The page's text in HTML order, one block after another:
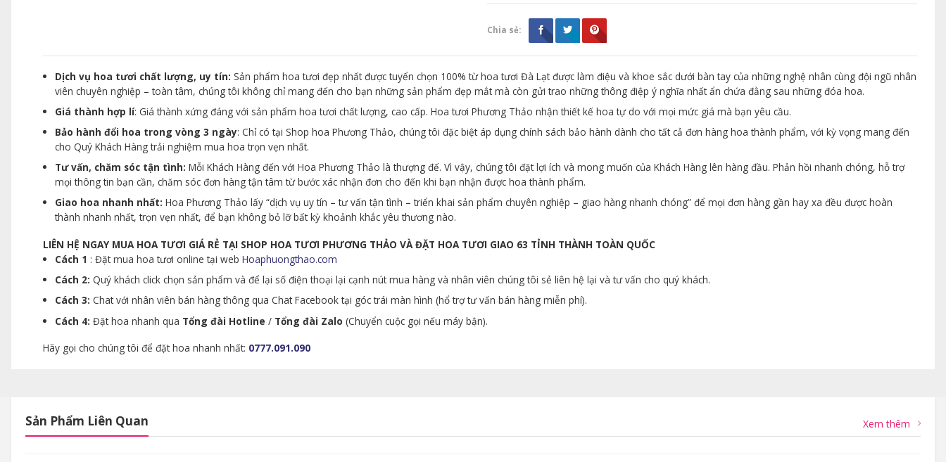
Chia sẻ:
Dịch vụ hoa tươi chất lượng, uy tín: Sản phẩm hoa tươi đẹp nhất được tuyển chọn 100% từ hoa tươi Đà Lạt được làm điệu và khoe sắc dưới bàn tay của những nghệ nhân cùng đội ngũ nhân
viên chuyên nghiệp – toàn tâm, chúng tôi không chỉ mang đến cho bạn những sản phẩm đẹp mắt mà còn gửi trao những thông điệp ý nghĩa nhất ẩn chứa đằng sau những đóa hoa.
Giá thành hợp lí: Giá thành xứng đáng với sản phẩm hoa tươi chất lượng, cao cấp. Hoa tươi Phương Thảo nhận thiết kế hoa tự do với mọi mức giá mà bạn yêu cầu.
Bảo hành đổi hoa trong vòng 3 ngày: Chỉ có tại Shop hoa Phương Thảo, chúng tôi đặc biệt áp dụng chính sách bảo hành dành cho tất cả đơn hàng hoa thành phẩm, với kỳ vọng mang đến
cho Quý Khách Hàng trải nghiệm mua hoa trọn vẹn nhất.
Tư vấn, chăm sóc tận tình: Mỗi Khách Hàng đến với Hoa Phương Thảo là thượng đế. Vì vậy, chúng tôi đặt lợi ích và mong muốn của Khách Hàng lên hàng đầu. Phản hồi nhanh chóng, hỗ trợ
mọi thông tin bạn cần, chăm sóc đơn hàng tận tâm từ bước xác nhận đơn cho đến khi bạn nhận được hoa thành phẩm.
Giao hoa nhanh nhất: Hoa Phương Thảo lấy “dịch vụ uy tín – tư vấn tận tình – triển khai sản phẩm chuyên nghiệp – giao hàng nhanh chóng” để mọi đơn hàng gần hay xa đều được hoàn
thành nhanh nhất, trọn vẹn nhất, để bạn không bỏ lỡ bất kỳ khoảnh khắc yêu thương nào.
LIÊN HỆ NGAY MUA HOA TƯƠI GIÁ RẺ TẠI SHOP HOA TƯƠI PHƯƠNG THẢO VÀ ĐẶT HOA TƯƠI GIAO 63 TỈNH THÀNH TOÀN QUỐC
Cách 1 : Đặt mua hoa tươi online tại webHoaphuongthao.com
Cách 2: Quý khách click chọn sản phẩm và để lại số điện thoại lại cạnh nút mua hàng và nhân viên chúng tôi sẻ liên hệ lại và tư vấn cho quý khách.
Cách 3: Chat với nhân viên bán hàng thông qua Chat Facebook tại góc trái màn hình (hổ trợ tư vấn bán hàng miễn phí).
Cách 4: Đặt hoa nhanh qua Tổng đài Hotline / Tổng đài Zalo (Chuyển cuộc gọi nếu máy bận).
Hãy gọi cho chúng tôi để đặt hoa nhanh nhất: 0777.091.090
Sản Phẩm Liên Quan Xem thêm